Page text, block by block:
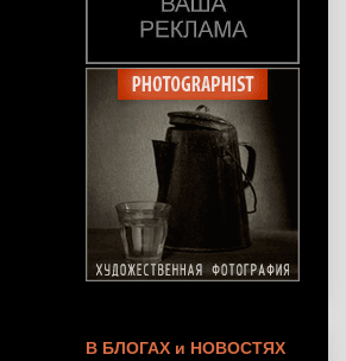
В БЛОГАХ и НОВОСТЯХ